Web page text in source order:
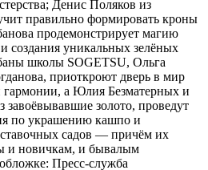
Денис Поляков из
правильно формировать кроны
продемонстрирует магию
создания уникальных зелёных
школы SOGETSU, Ольга
приоткроют дверь в мир
гармонии, а Юлия Безматерных и
завоёвывавшие золото, проведут
по украшению кашпо и
садов — причём их
и новичкам, и бывалым
Пресс-служба